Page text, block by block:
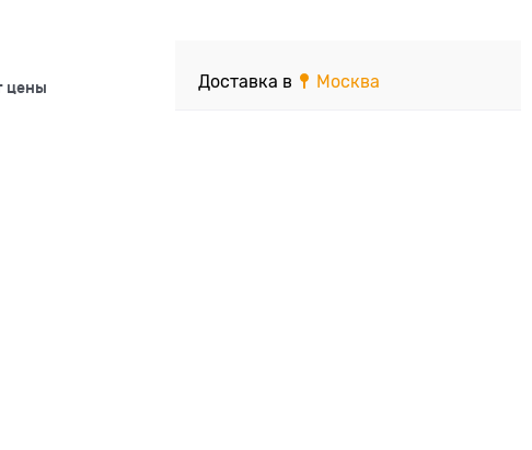
цены Доставка в Москва